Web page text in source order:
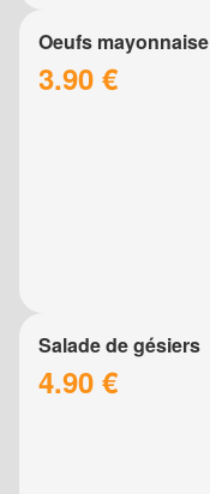
Oeufs mayonnaise
3.90 €
Salade de gésiers
4.90 €